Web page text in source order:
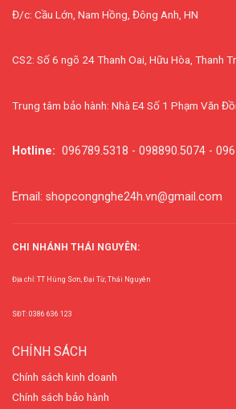
Đ/c: Cầu Lớn, Nam Hồng, Đông Anh, HN
CS2: Số 6 ngõ 24 Thanh Oai, Hữu Hòa, Thanh
Trung tâm bảo hành: Nhà E4 Số 1 Phạm Văn
Hotline: 096789.5318 - 098890.5074 -
Email: shopcongnghe24h.vn@gmail.com
CHI NHÁNH THÁI NGUYÊN:
Địa chỉ: TT Hùng Sơn, Đại Từ, Thái Nguyên
SĐT: 0386 636 123
CHÍNH SÁCH
Chính sách kinh doanh
Chính sách bảo hành